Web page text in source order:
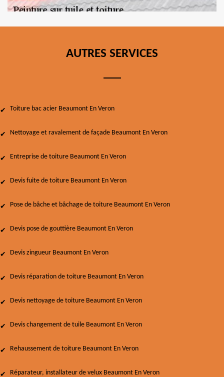
AUTRES SERVICES
Toiture bac acier Beaumont En Veron
Nettoyage et ravalement de façade Beaumont En Veron
Entreprise de toiture Beaumont En Veron
Devis fuite de toiture Beaumont En Veron
Pose de bâche et bâchage de toiture Beaumont En Veron
Devis pose de gouttière Beaumont En Veron
Devis zingueur Beaumont En Veron
Devis réparation de toiture Beaumont En Veron
Devis nettoyage de toiture Beaumont En Veron
Devis changement de tuile Beaumont En Veron
Rehaussement de toiture Beaumont En Veron
Réparateur, installateur de velux Beaumont En Veron